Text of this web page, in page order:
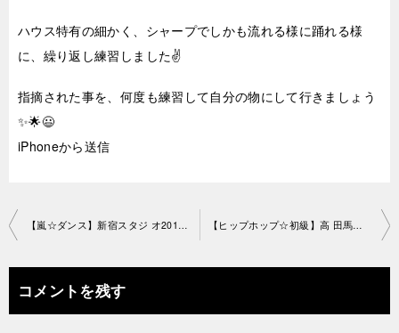
ハウス特有の細かく、シャープでしかも流れる様に踊れる様
に、繰り返し練習しました✌️
指摘された事を、何度も練習して自分の物にして行きましょう
✨🌟😃
iPhoneから送信
投
ナ
ビ
【嵐☆ダンス】新宿スタジ オ2019-4-21-no0019-1201 【ヒップホップ☆初級】高 田馬場教室2019-4-23-no0019-1191
コメントを残す